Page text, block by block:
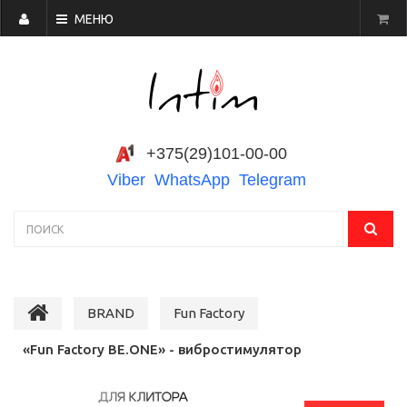
МЕНЮ
+375(29)101-00-00
Viber WhatsApp Telegram
BRAND Fun Factory
«Fun Factory BE.ONE» - вибростимулятор